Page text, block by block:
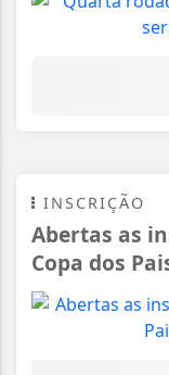
INSCRIÇÃO
Abertas as
Copa dos